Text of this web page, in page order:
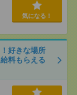
気になる！
好きな場所
料もらえる